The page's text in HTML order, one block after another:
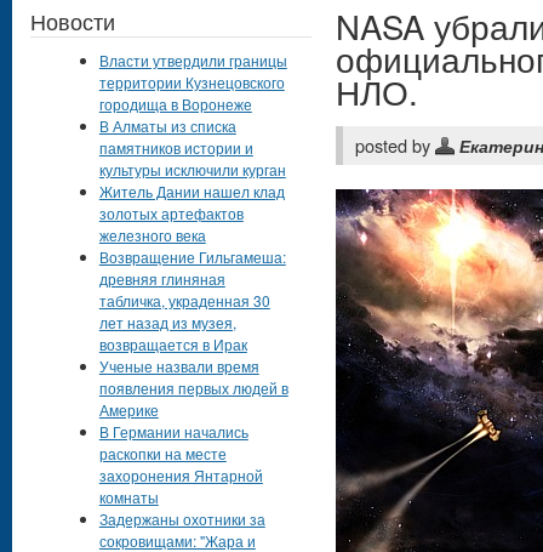
NASA
НЛО.
posted by
Новости
Власти утвердили границы
территории Кузнецовского
городища в Воронеже
В Алматы из списка
памятников истории и
культуры исключили курган
Житель Дании нашел клад
золотых артефактов
железного века
Возвращение Гильгамеша:
древняя глиняная
табличка, украденная 30
лет назад из музея,
возвращается в Ирак
Ученые назвали время
появления первых людей в
Америке
В Германии начались
раскопки на месте
захоронения Янтарной
комнаты
Задержаны охотники за
сокровищами: "Жара и